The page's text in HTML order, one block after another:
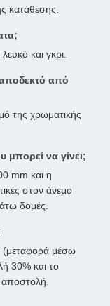
κατάθεσης.
και γκρι.
αποδεκτό από
της χρωματικής
μπορεί να γίνει;
mm και η
στον άνεμο
δομές.
(μεταφορά μέσω
30% και το